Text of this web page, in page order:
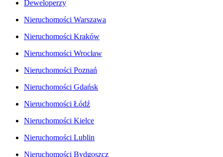
Deweloperzy
Nieruchomości Warszawa
Nieruchomości Kraków
Nieruchomości Wrocław
Nieruchomości Poznań
Nieruchomości Gdańsk
Nieruchomości Łódź
Nieruchomości Kielce
Nieruchomości Lublin
Nieruchomości Bydgoszcz